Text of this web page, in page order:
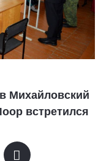
Михайловский
встретился